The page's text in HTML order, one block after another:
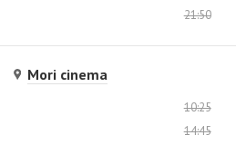
21:50
Mori cinema
10:25
14:45